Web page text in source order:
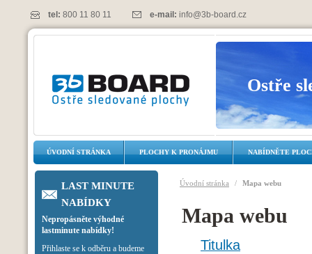
tel: 800 11 80 11 e-mail: info@3b-board.cz
Ostře
ÚVODNÍ STRÁNKA PLOCHY K PRONÁJMU NABÍDNĚTE
Úvodní stránka / Mapa webu
Mapa webu
Titulka
LAST MINUTE
NABÍDKY
Nepropásněte výhodné
lastminute nabídky!
Přihlaste se k odběru a budeme